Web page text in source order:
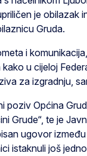
je obilazak
Gruda.
i
u cijeloj
za izgradnju,
poziv Općina
Grude“, te je
ugovor
istaknuli još